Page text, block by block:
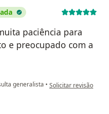
paciência para
e preocupado com a
generalista • na opinião do
Solicitar revisão